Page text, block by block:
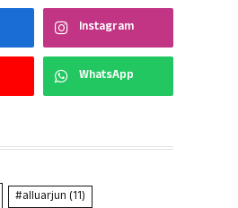
Instagram
WhatsApp
#alluarjun(11)